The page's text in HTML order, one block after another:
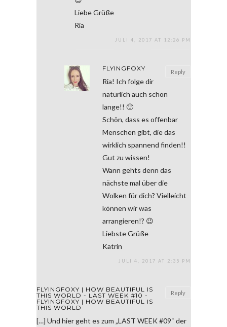
Liebe Grüße
Ria
JULI 4, 2017 AT 12:26 PM
Reply
FLYINGFOXY
Ria! Ich folge dir
natürlich auch schon
lange!! 🙂
Schön, dass es offenbar
Menschen gibt, die das
wirklich spannend finden!!
Gut zu wissen!
Wann gehts denn das
nächste mal über die
Wolken für dich? Vielleicht
können wir was
arrangieren!? 😉
Liebste Grüße
Katrin
JULI 4, 2017 AT 2:35 PM
Reply
FLYINGFOXY | HOW BEAUTIFUL IS
THIS WORLD - LAST WEEK #10 -
FLYINGFOXY | HOW BEAUTIFUL IS
THIS WORLD
[…] Und hier geht es zum „LAST WEEK #09“ der